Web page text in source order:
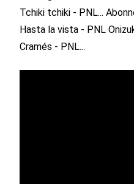
Tchiki tchiki - PNL...
Hasta la vista - PNL
Cramés - PNL...